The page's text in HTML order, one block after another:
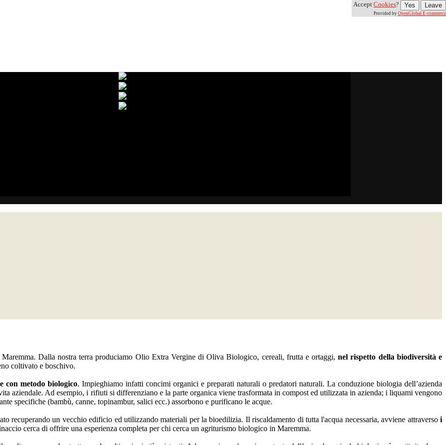
Accept Cookies? Yes Leave
Provided by OpenGlobal E-commerce
Dalla nostra terra produciamo Olio Extra Vergine di Oliva Biologico, cereali, frutta e ortaggi,nel rispetto della biodiversità e
coltivato e boschivo.
con metodo biologico. Impieghiamo infatti concimi organici e preparati naturali o predatori naturali. La conduzione biologia dell’azienda
aziendale. Ad esempio, i rifiuti si differenziano e la parte organica viene trasformata in compost ed utilizzata in azienda; i liquami vengono
specifiche (bambù, canne, topinambur, salici ecc.) assorbono e purificano le acque.
recuperando un vecchio edificio ed utilizzando materiali per la bioedilizia. Il riscaldamento di tutta l'acqua necessaria, avviene attraverso i
cerca di offrire una esperienza completa per chi cerca un agriturismo biologico in Maremma.